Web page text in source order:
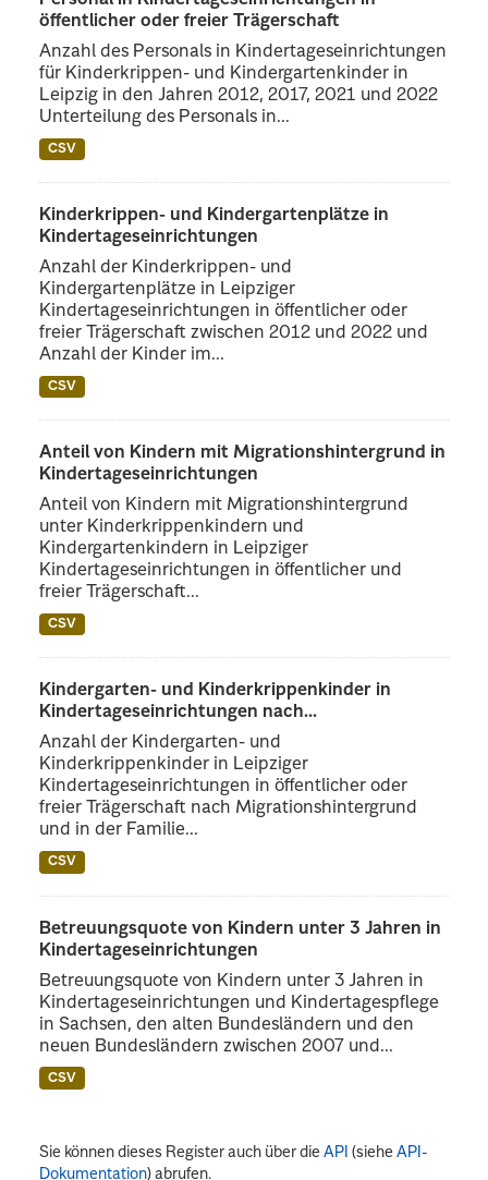
öffentlicher oder freier Trägerschaft
Anzahl des Personals in Kindertageseinrichtungen
für Kinderkrippen- und Kindergartenkinder in
Leipzig in den Jahren 2012, 2017, 2021 und 2022
Unterteilung des Personals in...
CSV
Kinderkrippen- und Kindergartenplätze in
Kindertageseinrichtungen
Anzahl der Kinderkrippen- und
Kindergartenplätze in Leipziger
Kindertageseinrichtungen in öffentlicher oder
freier Trägerschaft zwischen 2012 und 2022 und
Anzahl der Kinder im...
CSV
Anteil von Kindern mit Migrationshintergrund in
Kindertageseinrichtungen
Anteil von Kindern mit Migrationshintergrund
unter Kinderkrippenkindern und
Kindergartenkindern in Leipziger
Kindertageseinrichtungen in öffentlicher und
freier Trägerschaft...
CSV
Kindergarten- und Kinderkrippenkinder in
Kindertageseinrichtungen nach...
Anzahl der Kindergarten- und
Kinderkrippenkinder in Leipziger
Kindertageseinrichtungen in öffentlicher oder
freier Trägerschaft nach Migrationshintergrund
und in der Familie...
CSV
Betreuungsquote von Kindern unter 3 Jahren in
Kindertageseinrichtungen
Betreuungsquote von Kindern unter 3 Jahren in
Kindertageseinrichtungen und Kindertagespflege
in Sachsen, den alten Bundesländern und den
neuen Bundesländern zwischen 2007 und...
CSV
Sie können dieses Register auch über dieAPI (sieheAPI-
Dokumentation) abrufen.